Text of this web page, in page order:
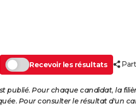
Recevoir les résultats
publié. Pour chaque candidat, la
Pour consulter le résultat d'un